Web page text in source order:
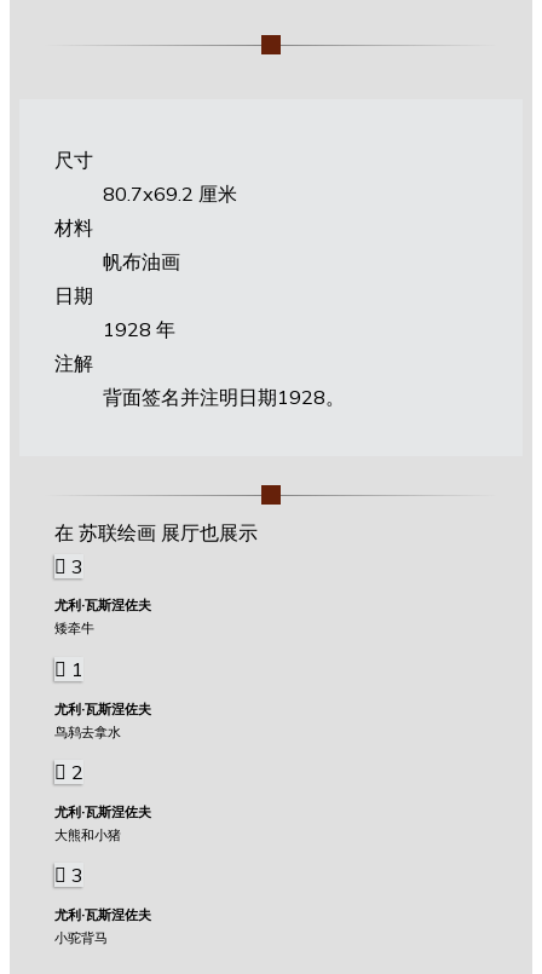
尺寸
80.7х69.2 厘米
材料
帆布油画
日期
1928 年
注解
背面签名并注明日期1928。
在 苏联绘画 展厅也展示
3
尤利·瓦斯涅佐夫
矮牵牛
1
尤利·瓦斯涅佐夫
鸟鸫去拿水
2
尤利·瓦斯涅佐夫
大熊和小猪
3
尤利·瓦斯涅佐夫
小驼背马